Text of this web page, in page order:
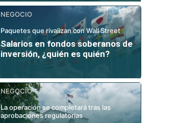
NEGOCIO
Paquetes que rivalizan con Wall Street
Salarios en fondos soberanos de
inversión, ¿quién es quién?
NEGOCIO
La operación se completará tras las
aprobaciones regulatorias